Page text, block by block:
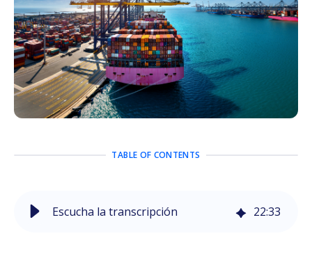
TABLE OF CONTENTS
Escucha la transcripción 22:33